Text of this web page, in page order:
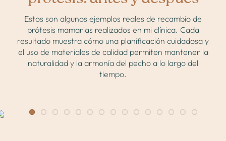
Estos son algunos ejemplos reales de recambio de
prótesis mamarias realizados en mi clínica. Cada
resultado muestra cómo una planificación cuidadosa y
el uso de materiales de calidad permiten mantener la
naturalidad y la armonía del pecho a lo largo del
tiempo.